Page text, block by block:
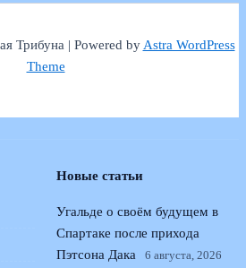
Трибуна | Powered byAstra WordPress
Theme
Новые статьи
Угальде о своём будущем в
Спартаке после прихода
Пэтсона Дака
6 августа, 2026